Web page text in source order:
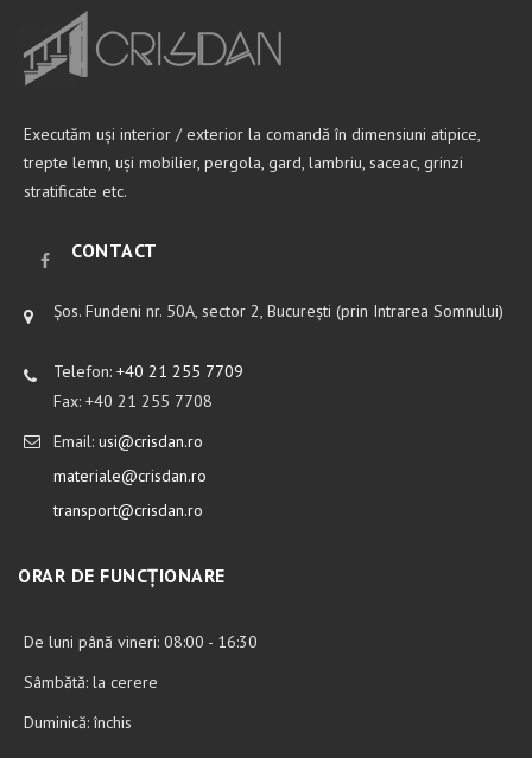
Executăm uși interior / exterior la comandă în dimensiuni atipice,
trepte lemn, uși mobilier, pergola, gard, lambriu, saceac, grinzi
stratificate etc.
CONTACT
Șos. Fundeni nr. 50A, sector 2, București (prin Intrarea Somnului)
Telefon: +40 21 255 7709
Fax: +40 21 255 7708
Email: usi@crisdan.ro
materiale@crisdan.ro
transport@crisdan.ro
ORAR DE FUNCȚIONARE
De luni până vineri: 08:00 - 16:30
Sâmbătă: la cerere
Duminică: închis